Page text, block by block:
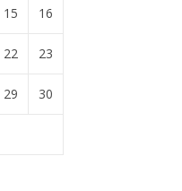
15 16
22 23
29 30